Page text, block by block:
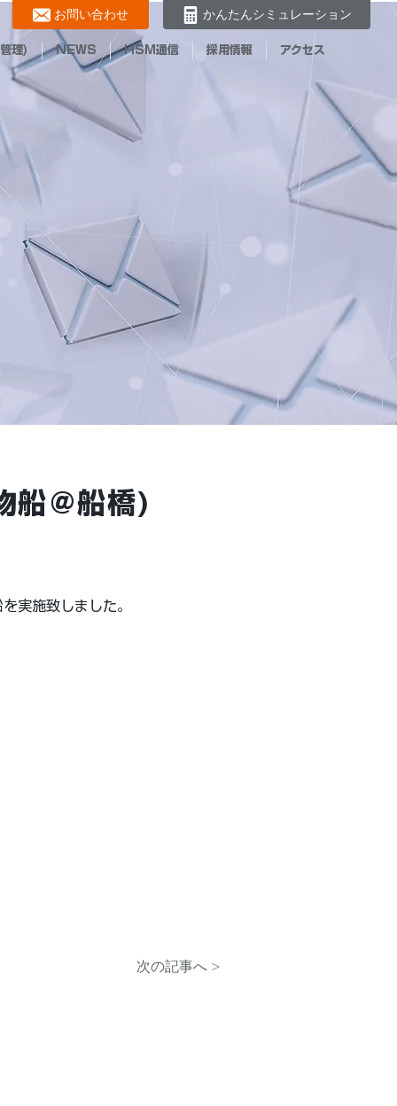
お問い合わせ かんたんシミュレーション
理) NEWS HSM通信 採用情報 アクセス
船＠船橋)
実施致しました。
次の記事へ >